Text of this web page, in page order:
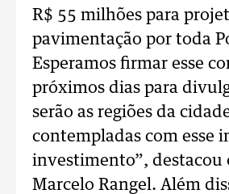
R$ 55 milhões para
pavimentação por toda
Esperamos firmar esse
próximos dias para
serão as regiões da
contempladas com esse
investimento”, destacou
Marcelo Rangel. Além